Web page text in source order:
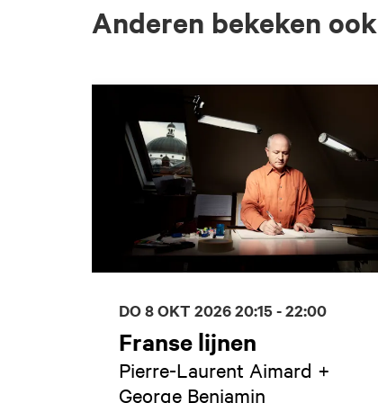
Anderen bekeken ook
Franse lijnen
Pierre-Laurent Aimard +
George Benjamin
DO 8 OKT 202620:15 - 22:00